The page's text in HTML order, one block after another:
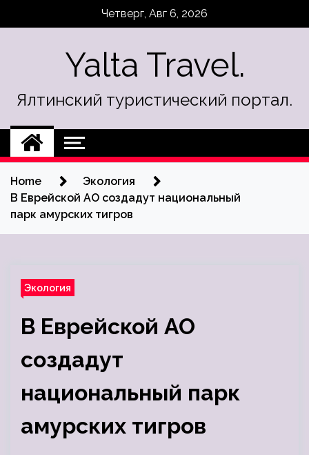
Четверг, Авг 6, 2026
Yalta Travel.
Ялтинский туристический портал.
Home
Экология
В Еврейской АО создадут национальный
парк амурских тигров
Экология
В Еврейской АО
создадут
национальный парк
амурских тигров